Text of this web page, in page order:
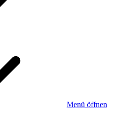
Menü öffnen